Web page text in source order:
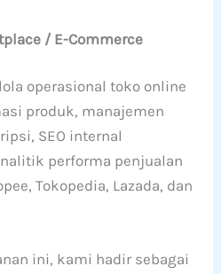
/ E-Commerce
operasional toko online
produk, manajemen
SEO internal
performa penjualan
Tokopedia, Lazada, dan
ini, kami hadir sebagai